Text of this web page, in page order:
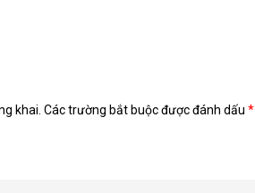
khai. Các trường bắt buộc được đánh dấu *